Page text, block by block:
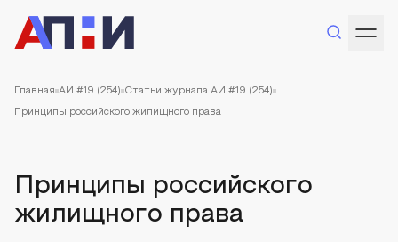
Главная АИ #19 (254) Статьи журнала АИ #19 (254)
Принципы российского жилищного права
Принципы российского
жилищного права